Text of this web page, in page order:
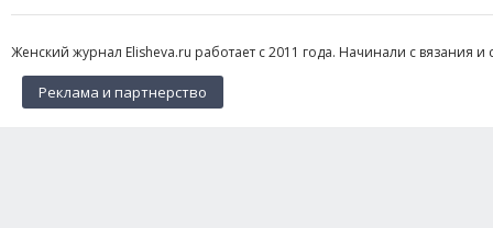
Женский журнал Elisheva.ru работает с 2011 года. Начинали с вязания
Реклама и партнерство